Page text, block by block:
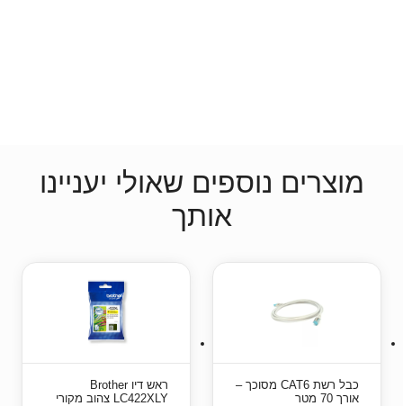
מוצרים נוספים שאולי יעניינו
אותך
כבל רשת CAT6 מסוכך –
אורך 70 מטר
ראש דיו Brother
LC422XLY צהוב מקורי